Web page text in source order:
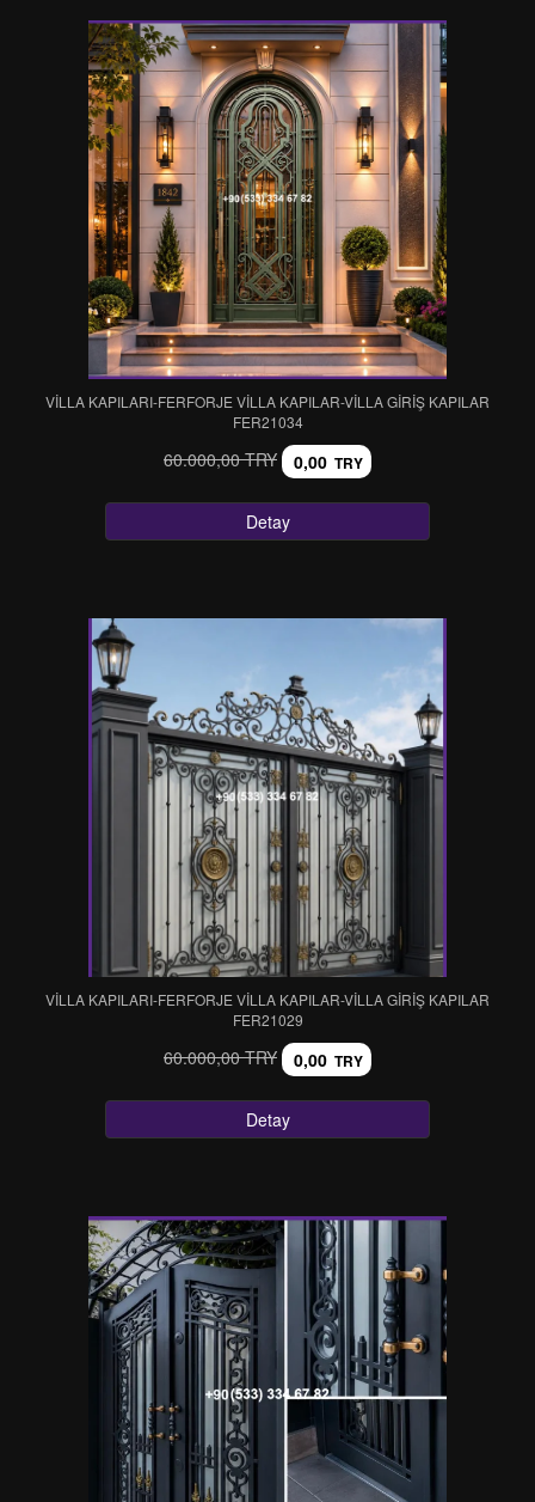
VİLLA KAPILARI-FERFORJE VİLLA KAPILAR-VİLLA GİRİŞ KAPILAR
FER21034
60.000,00 TRY 0,00 TRY
Detay
VİLLA KAPILARI-FERFORJE VİLLA KAPILAR-VİLLA GİRİŞ KAPILAR
FER21029
60.000,00 TRY 0,00 TRY
Detay